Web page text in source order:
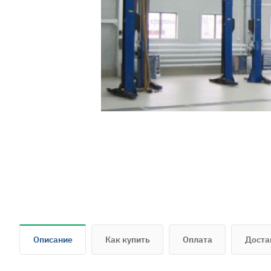
Описание Как купить Оплата